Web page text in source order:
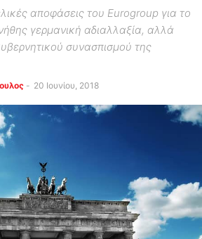
αποφάσεις του Eurogroup για το
γερμανική αδιαλλαξία, αλλά
συνασπισμού της
- 20 Ιουνίου, 2018